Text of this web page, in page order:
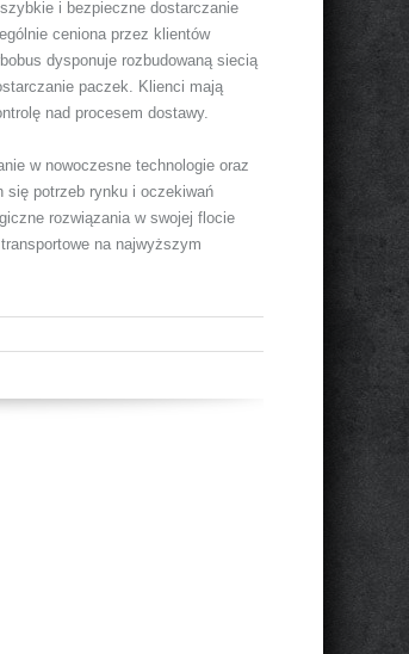
i bezpieczne dostarczanie
ceniona przez klientów
dysponuje rozbudowaną siecią
paczek. Klienci mają
nad procesem dostawy.
w nowoczesne technologie oraz
się potrzeb rynku i oczekiwań
rozwiązania w swojej flocie
na najwyższym